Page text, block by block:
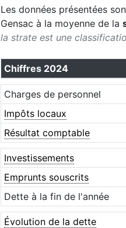
Les données présentées
Gensac à la moyenne de la
la strate est une
Chiffres 2024
Charges de personnel
Impôts locaux
Résultat comptable
Investissements
Emprunts souscrits
Dette à la fin de l'année
Évolution de la dette